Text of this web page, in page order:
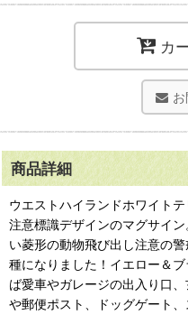
カ
商品詳細
ウエストハイランドホワイト
注意標識デザインのマグサイ
い菱形の動物飛び出し注意の
種になりました！イエロー＆
ば愛車やガレージの出入り口
や郵便ポスト、ドッグゲート